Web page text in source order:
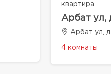
квартира
Арбат ул,
Арбат ул,
4 комнаты